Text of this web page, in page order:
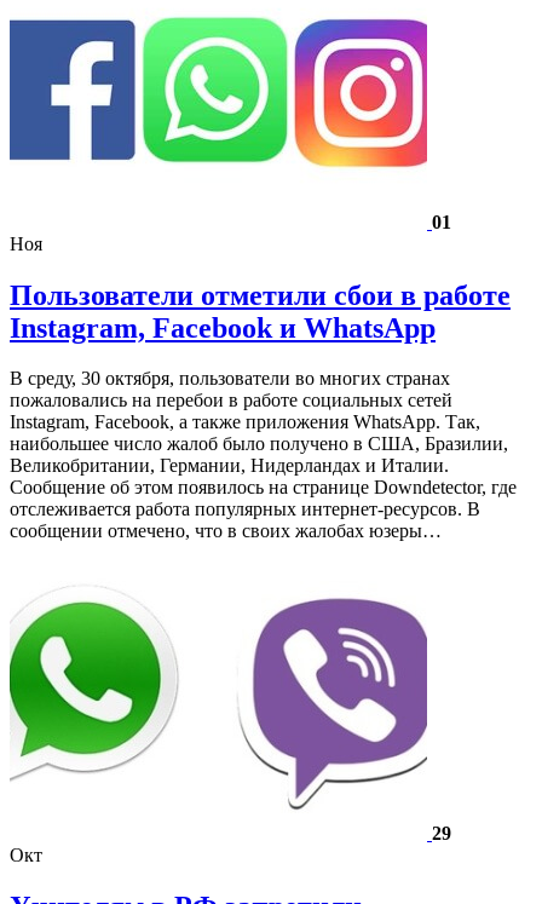
01
Ноя
Пользователи отметили сбои в работе
Instagram, Facebook и WhatsApp
В среду, 30 октября, пользователи во многих странах
пожаловались на перебои в работе социальных сетей
Instagram, Facebook, а также приложения WhatsApp. Так,
наибольшее число жалоб было получено в США, Бразилии,
Великобритании, Германии, Нидерландах и Италии.
Сообщение об этом появилось на странице Downdetector, где
отслеживается работа популярных интернет-ресурсов. В
сообщении отмечено, что в своих жалобах юзеры…
29
Окт